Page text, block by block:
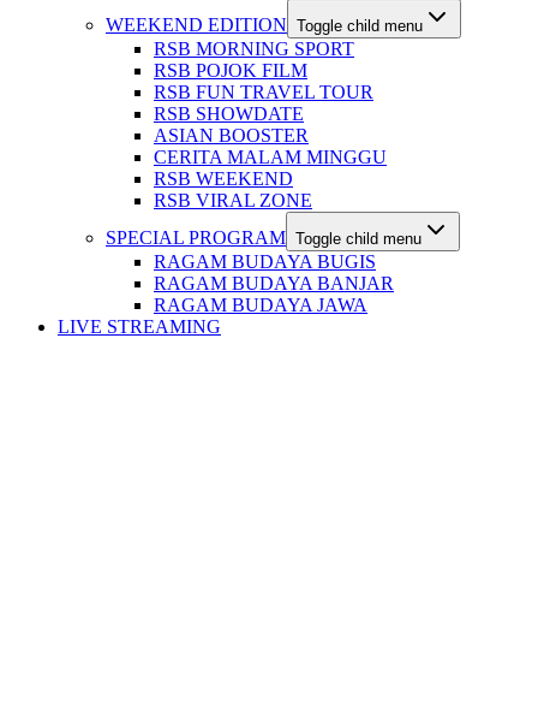
WEEKEND EDITION Toggle child menu
RSB MORNING SPORT
RSB POJOK FILM
RSB FUN TRAVEL TOUR
RSB SHOWDATE
ASIAN BOOSTER
CERITA MALAM MINGGU
RSB WEEKEND
RSB VIRAL ZONE
SPECIAL PROGRAM Toggle child menu
RAGAM BUDAYA BUGIS
RAGAM BUDAYA BANJAR
RAGAM BUDAYA JAWA
LIVE STREAMING